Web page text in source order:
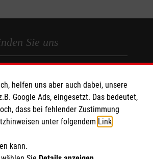
Sie uns
Duisburg
0203 80990-33
helfen uns aber auch dabei, unsere
Google Ads, eingesetzt. Das bedeutet,
dass bei fehlender Zustimmung
unter folgendem Link
kann.